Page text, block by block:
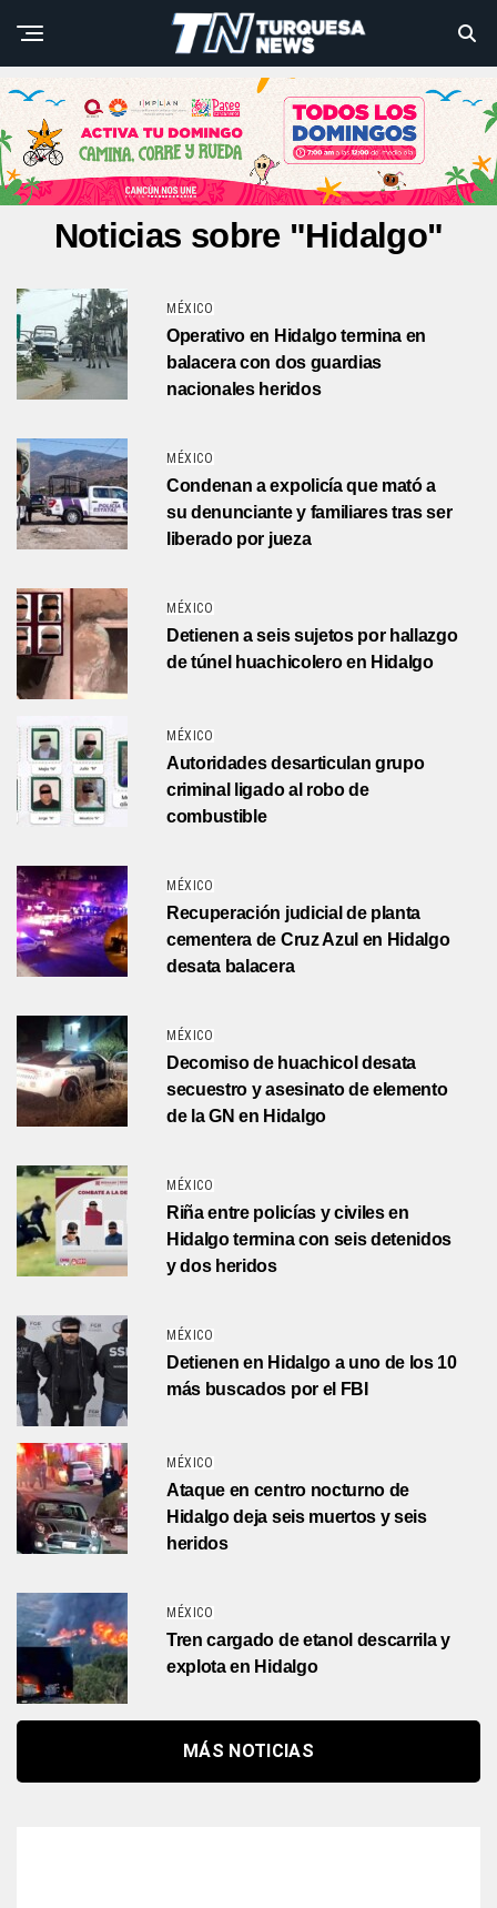
Noticias sobre "Hidalgo"
MÉXICO
Operativo en Hidalgo termina en
balacera con dos guardias
nacionales heridos
MÉXICO
Condenan a expolicía que mató a
su denunciante y familiares tras ser
liberado por jueza
MÉXICO
Detienen a seis sujetos por hallazgo
de túnel huachicolero en Hidalgo
MÉXICO
Autoridades desarticulan grupo
criminal ligado al robo de
combustible
MÉXICO
Recuperación judicial de planta
cementera de Cruz Azul en Hidalgo
desata balacera
MÉXICO
Decomiso de huachicol desata
secuestro y asesinato de elemento
de la GN en Hidalgo
MÉXICO
Riña entre policías y civiles en
Hidalgo termina con seis detenidos
y dos heridos
MÉXICO
Detienen en Hidalgo a uno de los 10
más buscados por el FBI
MÉXICO
Ataque en centro nocturno de
Hidalgo deja seis muertos y seis
heridos
MÉXICO
Tren cargado de etanol descarrila y
explota en Hidalgo
MÁS NOTICIAS